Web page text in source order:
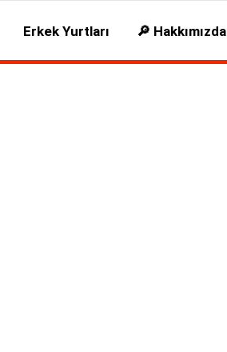
Erkek Yurtları 🔎 Hakkımızda